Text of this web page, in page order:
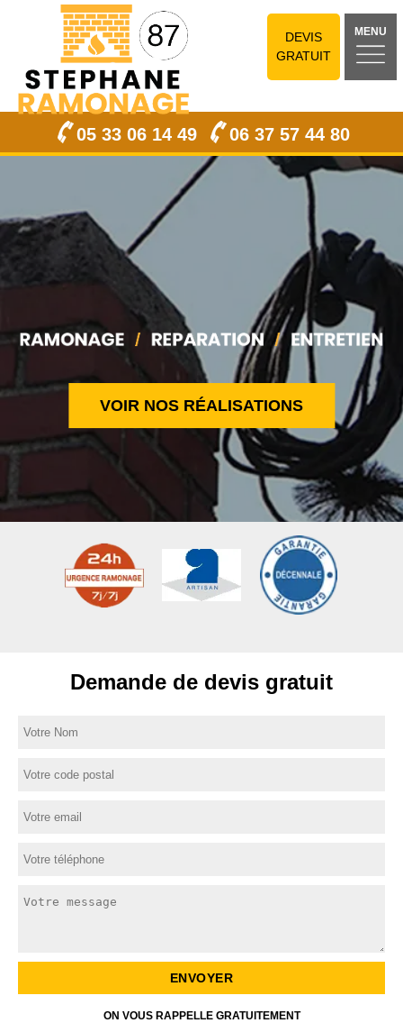
DEVIS
GRATUIT
MENU
05 33 06 14 49 06 37 57 44 80
VOIR NOS RÉALISATIONS
Demande de devis gratuit
ON VOUS RAPPELLE GRATUITEMENT